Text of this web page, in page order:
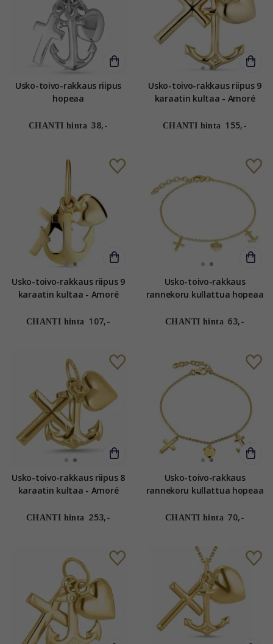
Usko-toivo-rakkaus riipus
hopeaa
CHANTI hinta 38,-
Usko-toivo-rakkaus riipus 9
karaatin kultaa - Amoré
CHANTI hinta 155,-
Usko-toivo-rakkaus riipus 9
karaatin kultaa - Amoré
CHANTI hinta 107,-
Usko-toivo-rakkaus
rannekoru kullattua hopeaa
CHANTI hinta 63,-
Usko-toivo-rakkaus riipus 8
karaatin kultaa - Amoré
CHANTI hinta 253,-
Usko-toivo-rakkaus
rannekoru kullattua hopeaa
CHANTI hinta 70,-